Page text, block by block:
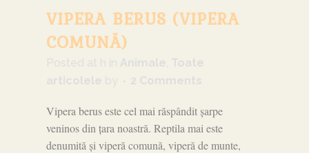
VIPERA BERUS (VIPERA
COMUNĂ)
Vipera berus este cel mai răspândit șarpe
veninos din țara noastră. Reptila mai este
denumită și viperă comună, viperă de munte,